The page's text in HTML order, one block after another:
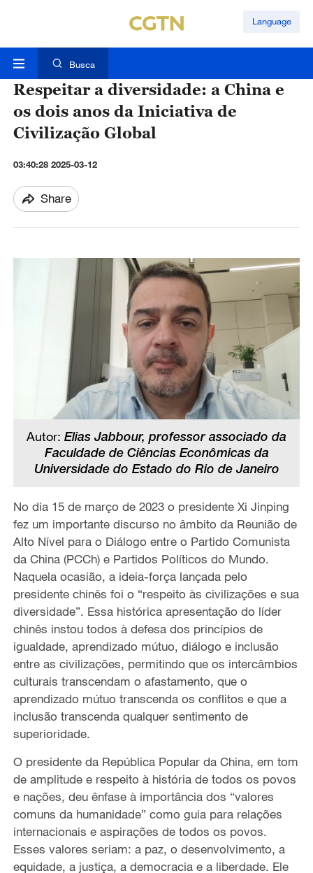
Language
Busca
Respeitar a diversidade: a China e
os dois anos da Iniciativa de
Civilização Global
03:40:28 2025-03-12
Share
Autor: Elias Jabbour, professor associado da
Faculdade de Ciências Econômicas da
Universidade do Estado do Rio de Janeiro
No dia 15 de março de 2023 o presidente Xi Jinping
fez um importante discurso no âmbito daReunião de
Alto Nível para o Diálogo entre o Partido Comunista
da China (PCCh) e Partidos Políticos do Mundo.
Naquela ocasião, a ideia-força lançada pelo
presidente chinês foi o “respeito às civilizações e sua
diversidade”. Essa histórica apresentação do líder
chinês instou todos à defesa dos princípios de
igualdade, aprendizado mútuo, diálogo e inclusão
entre as civilizações, permitindo que os intercâmbios
culturais transcendam o afastamento, que o
aprendizado mútuo transcenda os conflitos e que a
inclusão transcenda qualquer sentimento de
superioridade.
O presidente da República Popular da China, em tom
de amplitude e respeito à história de todos os povos
e nações, deu ênfase à importância dos “valores
comuns da humanidade” como guia para relações
internacionais e aspirações de todos os povos.
Esses valores seriam: a paz, o desenvolvimento, a
equidade, a justiça, a democracia e a liberdade. Ele